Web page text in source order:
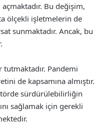
Bu değişim,
ölçekli işletmelerin de
sunmaktadır. Ancak, bu
Pandemi
de kapsamına almıştır.
sürdürülebilirliğin
sağlamak için gerekli